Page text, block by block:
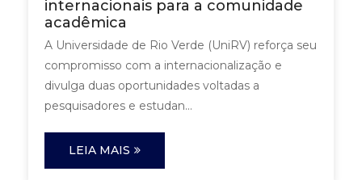
internacionais para a comunidade
acadêmica
A Universidade de Rio Verde (UniRV) reforça seu
compromisso com a internacionalização e
divulga duas oportunidades voltadas a
pesquisadores e estudan...
LEIA MAIS